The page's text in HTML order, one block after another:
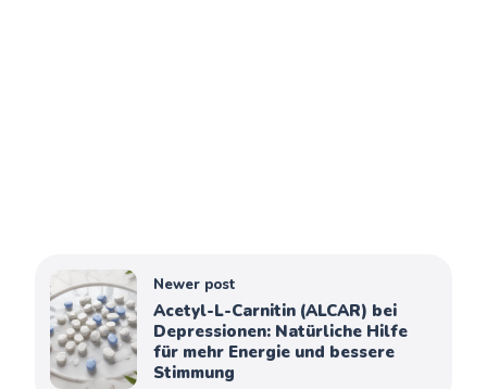
Newer post
Acetyl-L-Carnitin (ALCAR) bei
Depressionen: Natürliche Hilfe
für mehr Energie und bessere
Stimmung